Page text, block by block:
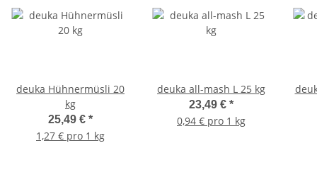
deuka Hühnermüsli 20
kg
25,49 € *
1,27 € pro 1 kg
deuka all-mash L 25 kg
23,49 € *
0,94 € pro 1 kg